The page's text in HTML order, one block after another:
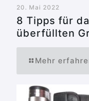
20. Mai 2022
8 Tipps für
überfüllten
Mehr